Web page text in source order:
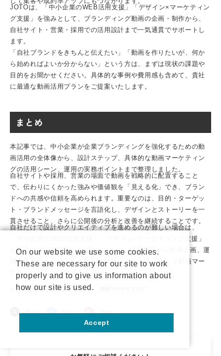
JOTOは、「 中小企業のWEB活用支援 」「 デザイン×マーケティン
グ支援 」を強みとして、 ブランディング動画の企画・制作から、
自社サイト ・営業・ 採用での活用設計まで一気通貫でサポートし
ます。
「自社ブランドをきちんと伝えたい」「動画を作りたいが、何か
ら始めればよいか分からない」という方は、まずは現状の課題や
目的をお聞かせください。具体的な事例や費用感も含めて、貴社
に最適な動画活用プランをご提案いたします。
まとめ
本記事では、中小企業が企業ブランディングを強化するための動
画活用 の全体像から、設計ステップ、具体的な動画マーケティン
グの活用シーン、運用の実務ポイントまで整理しました。
自社サイトや採用 、営業の場面で動画を戦略的に配置すること
で、伝わりにくかった強みや価値観を「見える化」でき、ブラン
ドへの共感や信頼を高められます。重要なのは、目的・ターゲッ
ト・ブランドメッセージを言語化し、デザインとストーリーを一
貫させること、さらに公開後の分析と改善を継続することです。
自社だけで設計やクリエイティブを進めるのが難しい場合は、
デザイン×マーケティング支援 」
を得意とするJOTOにご相談ください。課題整理から動画企画、運
用改善まで一気通貫で伴走し、成果につながるブランド動画マー
ケティングを共に構築します。
キーワード： ブランディング
On our website we use some cookies.
These are necessary for our site to work
properly and to give us information about
how our site is used.
Accept